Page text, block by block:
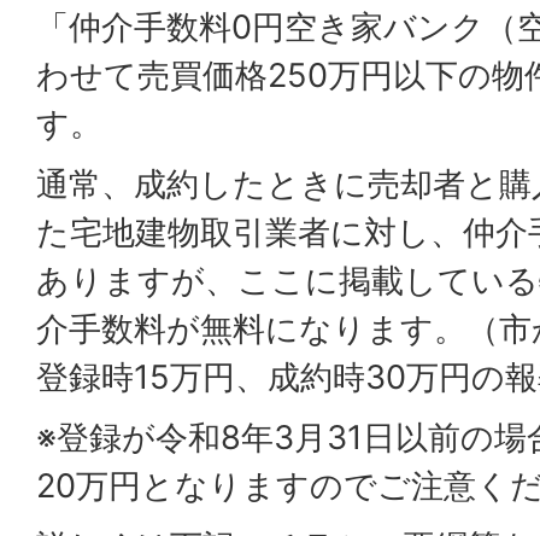
「仲介手数料0円空き家バンク
わせて売買価格250万円以下の物
す。
通常、成約したときに売却者と
た宅地建物取引業者に対し、仲
ありますが、ここに掲載してい
介手数料が無料になります。（
登録時15万円、成約時30万円の
※登録が令和8年3月31日以前の
20万円となりますのでご注意く